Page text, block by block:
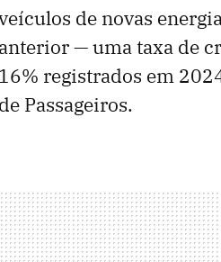
de novas
anterior — uma taxa de
16% registrados em
de Passageiros.